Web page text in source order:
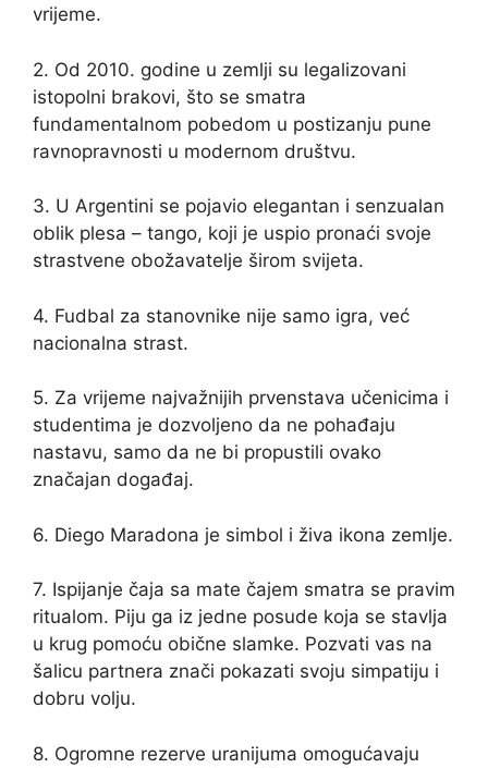
vrijeme.
2. Od 2010. godine u zemlji su legalizovani
istopolni brakovi, što se smatra
fundamentalnom pobedom u postizanju pune
ravnopravnosti u modernom društvu.
3. U Argentini se pojavio elegantan i senzualan
oblik plesa – tango, koji je uspio pronaći svoje
strastvene obožavatelje širom svijeta.
4. Fudbal za stanovnike nije samo igra, već
nacionalna strast.
5. Za vrijeme najvažnijih prvenstava učenicima i
studentima je dozvoljeno da ne pohađaju
nastavu, samo da ne bi propustili ovako
značajan događaj.
6. Diego Maradona je simbol i živa ikona zemlje.
7. Ispijanje čaja sa mate čajem smatra se pravim
ritualom. Piju ga iz jedne posude koja se stavlja
u krug pomoću obične slamke. Pozvati vas na
šalicu partnera znači pokazati svoju simpatiju i
dobru volju.
8. Ogromne rezerve uranijuma omogućavaju